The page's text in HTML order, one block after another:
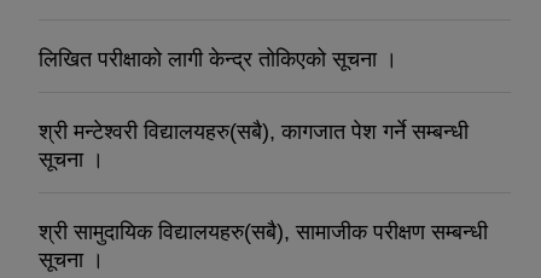
लिखित परीक्षाको लागी केन्द्र तोकिएको सूचना ।
श्री मन्टेश्वरी विद्यालयहरु(सबै), कागजात पेश गर्ने सम्बन्धी
सूचना ।
श्री सामुदायिक विद्यालयहरु(सबै), सामाजीक परीक्षण सम्बन्धी
सूचना ।